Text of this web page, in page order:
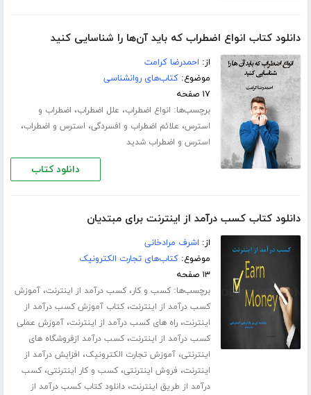
دانلود کتاب انواع اضطراب که باید آ‌ن‌ها را شناسایی کنید
از: احمدرضا کرامت
موضوع:کتاب‌های روانشناسی
۱۷ صفحه
برچسب‌ها: انواع اضطراب، علل اضطراب، اضطراب و
استرس، علائم اضطراب و افسردگی، استرس و اضطراب،
استرس و اضطراب شدید
دانلود کتاب
دانلود کتاب کسب درآمد از اینترنت برای مبتدیان
از: اشرف مرادخانی
موضوع:کتاب‌های تجارت الکترونیک
۱۳ صفحه
برچسب‌ها:کسب و کار،کسب درآمد از اینترنت،آموزش
کسب درآمد از اینترنت،کتاب آموزش کسب درآمد از
اینترنت،راه های کسب درآمد از اینترنت،آموزش عملی
کسب درآمد از اینترنت،کسب درآمد ازفروشگاه های
اینترنتی،آموزش تجارت الکترونیک، افزایش درآمد از
اینترنت، فروش اینترنتی،کسب و کار اینترنتی،کسب
درآمد از طریق اینترنت،دانلود کتاب کسب درآمد از